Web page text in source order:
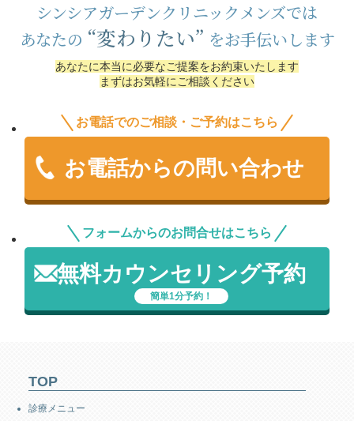
シンシアガーデンクリニックメンズでは
あなたの “変わりたい” をお手伝いします
あなたに本当に必要なご提案をお約束いたします
まずはお気軽にご相談ください
お電話でのご相談・ご予約はこちら
お電話からの問い合わせ
フォームからのお問合せはこちら
無料カウンセリング予約
簡単1分予約！
TOP
診療メニュー